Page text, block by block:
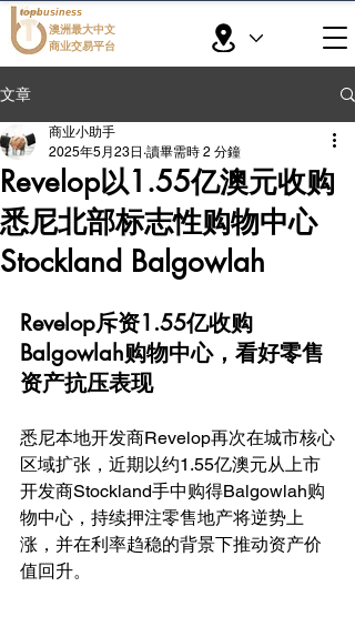
topbusiness
澳洲最大中文
商业交易平台
文章
Revelop以1.55亿澳元收购
悉尼北部标志性购物中心
Stockland Balgowlah
商业小助手
2025年5月23日 讀畢需時 2 分鐘
Revelop斥资1.55亿收购
Balgowlah购物中心，看好零售
资产抗压表现
悉尼本地开发商Revelop再次在城市核心
区域扩张，近期以约1.55亿澳元从上市
开发商Stockland手中购得Balgowlah购
物中心，持续押注零售地产将逆势上
涨，并在利率趋稳的背景下推动资产价
值回升。